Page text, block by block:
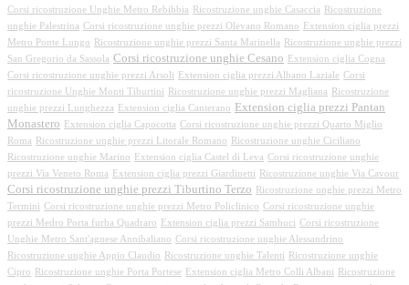
Corsi ricostruzione Unghie Metro Rebibbia
Ricostruzione unghie Casaccia
Ricostruzione
unghie Palestrina Corsi ricostruzione unghie prezzi Olevano Romano
Extension ciglia prezzi
Metro Ponte Lungo
Ricostruzione unghie prezzi Santa Marinella
Ricostruzione unghie prezzi
San Gregorio da Sassola Corsi ricostruzione unghie Cesano
Extension ciglia Cogna
Corsi ricostruzione unghie prezzi Arsoli
Extension ciglia prezzi Albano Laziale Corsi
ricostruzione Unghie Monti Tiburtini
Ricostruzione unghie prezzi Magliana
Ricostruzione
unghie prezzi Lunghezza
Extension ciglia Canterano
Extension ciglia prezzi Pantan
Monastero
Extension ciglia Capocotta Corsi ricostruzione unghie prezzi Quarto Miglio
Roma
Ricostruzione unghie prezzi Litorale Romano
Ricostruzione unghie Ciciliano
Ricostruzione unghie Marino
Extension ciglia Castel di Leva Corsi ricostruzione unghie
prezzi Via Veneto Roma
Extension ciglia prezzi Giardinetti Ricostruzione unghie Via Cavour
Corsi ricostruzione unghie prezzi Tiburtino Terzo
Ricostruzione unghie prezzi Metro
Termini Corsi ricostruzione unghie prezzi Metro Policlinico Corsi ricostruzione unghie
prezzi Medro Porta furba Quadraro
Extension ciglia prezzi Sambuci Corsi ricostruzione
Unghie Metro Sant'agnese Annibaliano Corsi ricostruzione unghie Alessandrino
Ricostruzione unghie Appio Claudio
Ricostruzione unghie Talenti
Ricostruzione unghie
Cipro
Ricostruzione unghie Porta Portese Extension ciglia Metro Colli Albani
Ricostruzione